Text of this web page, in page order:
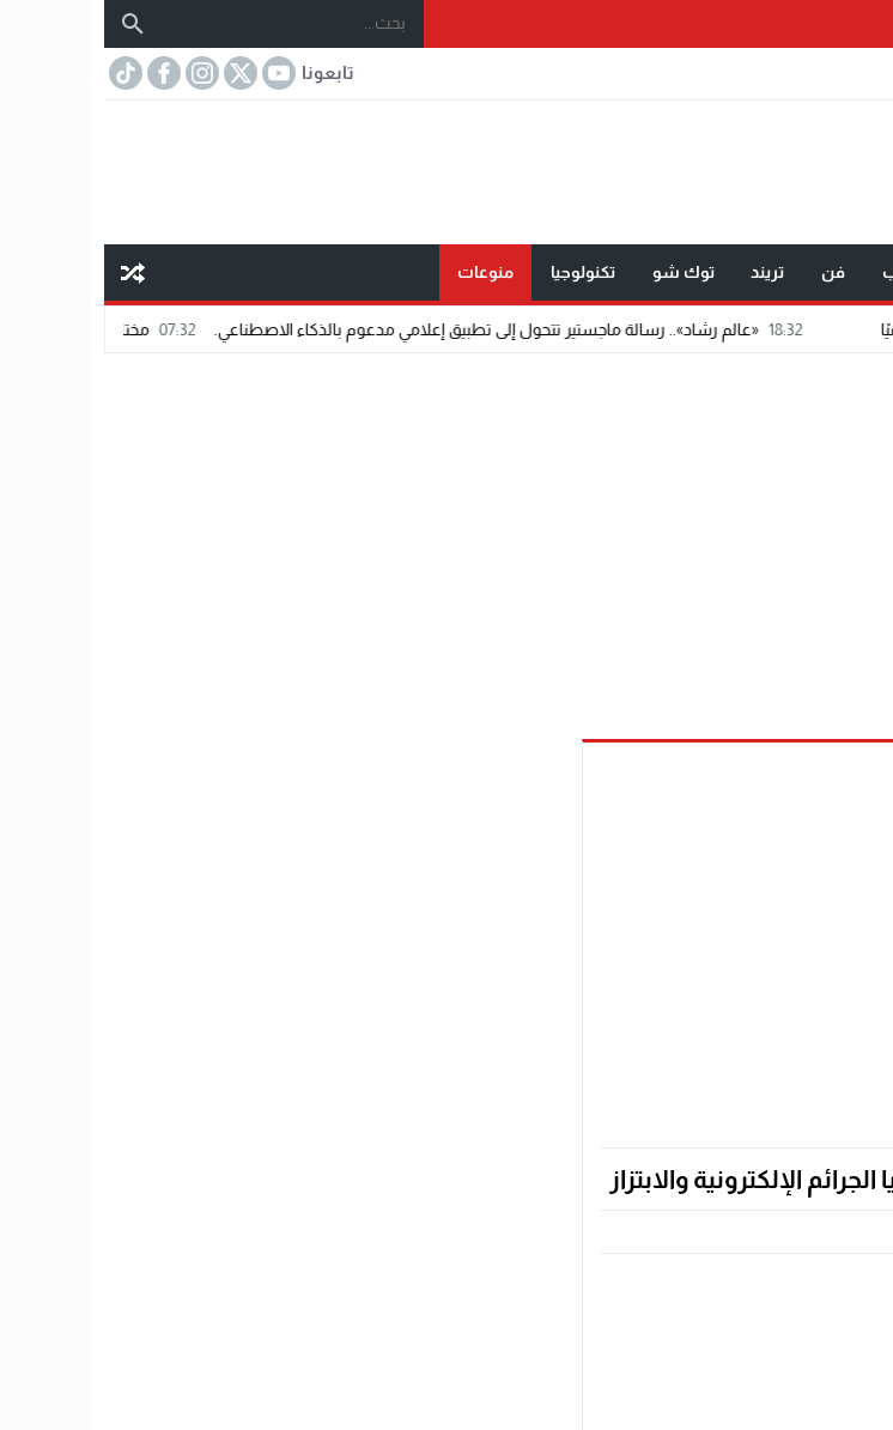
تابعونا
فن تريند توك شو تكنولوجيا منوعات
«عالم رشاد».. رسالة ماجستير تتحول إلى تطبيق إعلامي مدعوم بالذكاء الاصطناعي. 07:32 مختار عتمان.. «صديق المشاهير».. اسم
الإلكترونية والابتزاز